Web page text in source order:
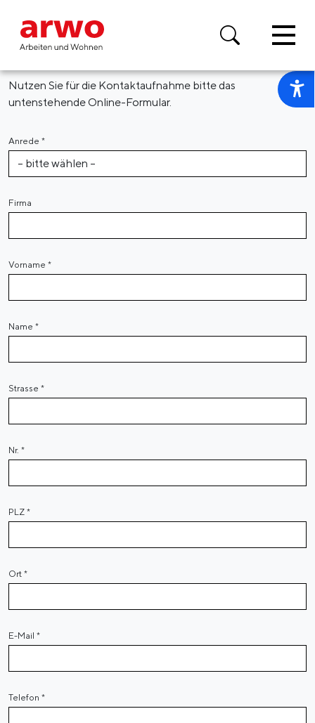
Nehmen Sie mit uns Kontakt auf
Nutzen Sie für die Kontaktaufnahme bitte das
untenstehende Online-Formular.
Anrede *
Firma
Vorname *
Name *
Strasse *
Nr. *
PLZ *
Ort *
E-Mail *
Telefon *